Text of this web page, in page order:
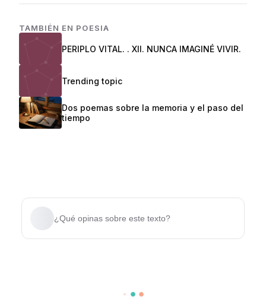
TAMBIÉN EN POESIA
PERIPLO VITAL. . XII. NUNCA IMAGINÉ VIVIR.
Trending topic
Dos poemas sobre la memoria y el paso del
tiempo
¿Qué opinas sobre este texto?